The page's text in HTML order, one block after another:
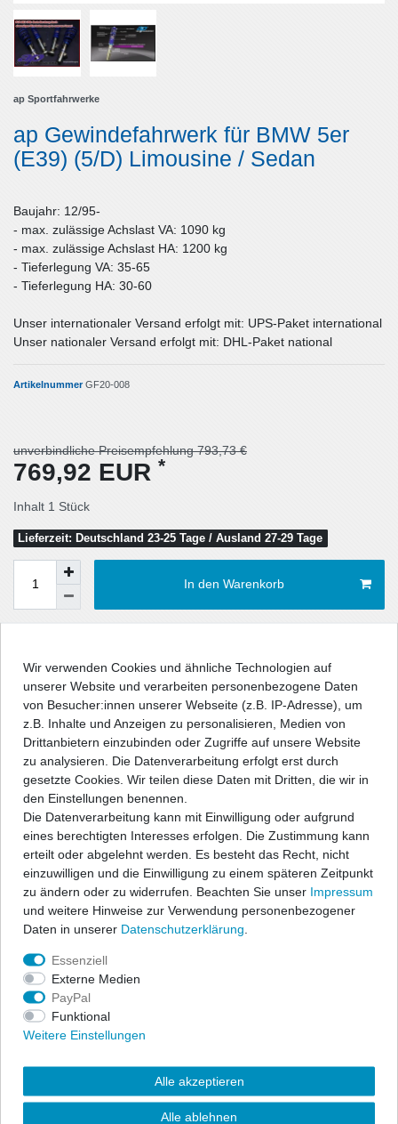
ap Sportfahrwerke
ap Gewindefahrwerk für BMW 5er
(E39) (5/D) Limousine / Sedan
Baujahr: 12/95-
- max. zulässige Achslast VA: 1090 kg
- max. zulässige Achslast HA: 1200 kg
- Tieferlegung VA: 35-65
- Tieferlegung HA: 30-60
Unser internationaler Versand erfolgt mit: UPS-Paket international
Unser nationaler Versand erfolgt mit: DHL-Paket national
ArtikelnummerGF20-008
unverbindliche Preisempfehlung 793,73 €
769,92 EUR *
Inhalt 1 Stück
Lieferzeit: Deutschland 23-25 Tage / Ausland 27-29 Tage
In den Warenkorb
* inkl. ges. MwSt. zzgl.Versandkosten
Beschreibung
Technische Daten
Angaben Produktsicherheit
die Möglichkeit, seine individuell gewünschte Tieferlegung
millimetergenau einzustellen. Das Fahrwerk bietet sportliches
Handling und optimales Fahrverhalten in Verbindung mit
maximaler Tieferlegung.
Durch die Verstellung eines Aluminium Federtellers haben Sie die
Möglichkeit, Ihre Fahrzeughöhe im geprüften Bereich individuell
Wir verwenden Cookies und ähnliche Technologien auf
unserer Website und verarbeiten personenbezogene Daten
von Besucher:innen unserer Webseite (z.B. IP-Adresse), um
z.B. Inhalte und Anzeigen zu personalisieren, Medien von
Drittanbietern einzubinden oder Zugriffe auf unsere Website
zu analysieren. Die Datenverarbeitung erfolgt erst durch
gesetzte Cookies. Wir teilen diese Daten mit Dritten, die wir in
den Einstellungen benennen.
Die Datenverarbeitung kann mit Einwilligung oder aufgrund
eines berechtigten Interesses erfolgen. Die Zustimmung kann
erteilt oder abgelehnt werden. Es besteht das Recht, nicht
einzuwilligen und die Einwilligung zu einem späteren Zeitpunkt
zu ändern oder zu widerrufen. Beachten Sie unser Impressum
und weitere Hinweise zur Verwendung personenbezogener
Daten in unserer Daten­schutz­erklärung
Essenziell
Externe Medien
PayPal
Funktional
Weitere Einstellungen
Alle akzeptieren
Alle ablehnen